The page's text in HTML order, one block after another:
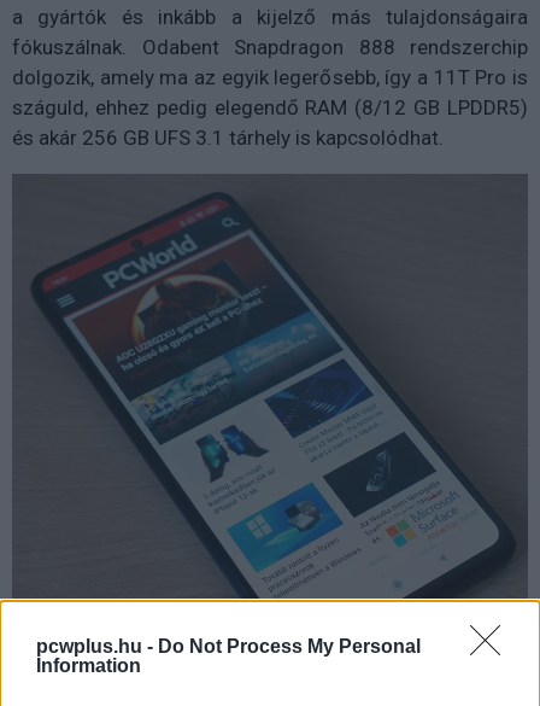
pcwplus.hu - Do Not Process My Personal
Information
a gyártók és inkább a kijelző más tulajdonságaira
fókuszálnak. Odabent Snapdragon 888 rendszerchip
dolgozik, amely ma az egyik legerősebb, így a 11T Pro is
száguld, ehhez pedig elegendő RAM (8/12 GB LPDDR5)
és akár 256 GB UFS 3.1 tárhely is kapcsolódhat.